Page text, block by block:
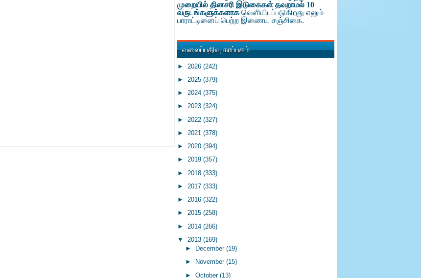
முறையில் தினசரி இடுகைகள் தவறாமல் 10
வருடங்களுக்களாக வெளியிடப்படுகிறது எனும்
பாராட்டினைப் பெற்ற இணைய சஞ்சிகை.
வலைப்பதிவு காப்பகம்
► 2026 (242)
► 2025 (379)
► 2024 (375)
► 2023 (324)
► 2022 (327)
► 2021 (378)
► 2020 (394)
► 2019 (357)
► 2018 (333)
► 2017 (333)
► 2016 (322)
► 2015 (258)
► 2014 (266)
▼ 2013 (169)
►
December (19)
►
November (15)
► October (13)